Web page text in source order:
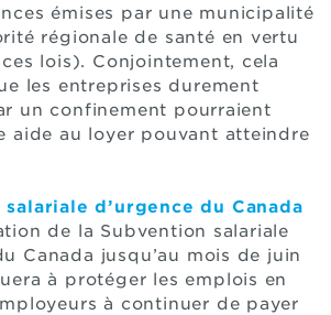
émises par une municipalité
régionale de santé en vertu
ces lois). Conjointement, cela
les entreprises durement
un confinement pourraient
aide au loyer pouvant atteindre
d’urgence du Canada
de la Subvention salariale
Canada jusqu’au mois de juin
à protéger les emplois en
à continuer de payer